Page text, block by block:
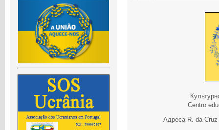
Centro
Адреса R. da